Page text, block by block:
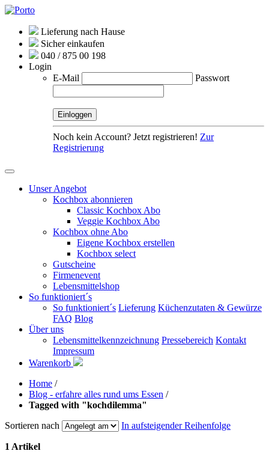
Lieferung nach Hause
Sicher einkaufen
040 / 875 00 198
Login
E-Mail
Passwort
Noch kein Account? Jetzt registrieren! Zur
Registrierung
Unser Angebot
Kochbox abonnieren
Classic Kochbox Abo
Veggie Kochbox Abo
Kochbox ohne Abo
Eigene Kochbox erstellen
Kochbox select
Gutscheine
Firmenevent
Lebensmittelshop
So funktioniert´s
So funktioniert´s Lieferung Küchenzutaten & Gewürze
FAQ Blog
Über uns
Lebensmittelkennzeichnung Pressebereich Kontakt
Impressum
Warenkorb
Home /
Blog - erfahre alles rund ums Essen /
Tagged with "kochdilemma"
Sortieren nach
In aufsteigender Reihenfolge
1 Artikel